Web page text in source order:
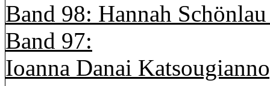
Band 98: Hannah
Band 97:
Ioanna Danai